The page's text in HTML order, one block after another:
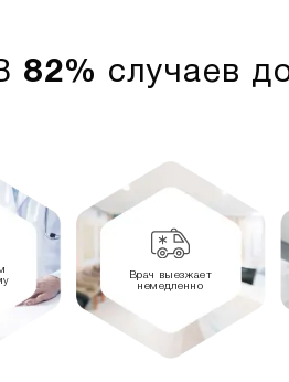
82% случаев
Врач выезжает
немедленно